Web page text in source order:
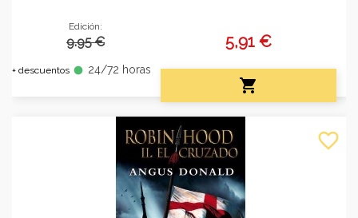
Edición:
9.95 €
+ descuentos fiber_manual_record 24/72 horas
5,91 €

favorite_border